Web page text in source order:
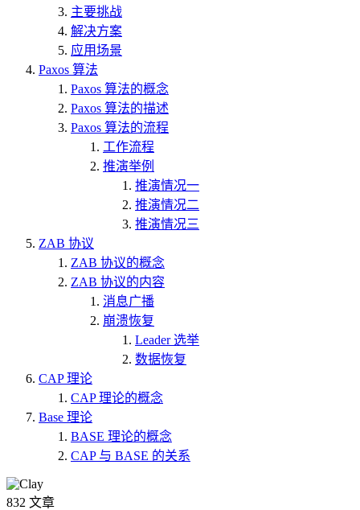
主要挑战
解决方案
应用场景
Paxos 算法
Paxos 算法的概念
Paxos 算法的描述
Paxos 算法的流程
工作流程
推演举例
推演情况一
推演情况二
推演情况三
ZAB 协议
ZAB 协议的概念
ZAB 协议的内容
消息广播
崩溃恢复
Leader 选举
数据恢复
CAP 理论
CAP 理论的概念
Base 理论
BASE 理论的概念
CAP 与 BASE 的关系
832 文章